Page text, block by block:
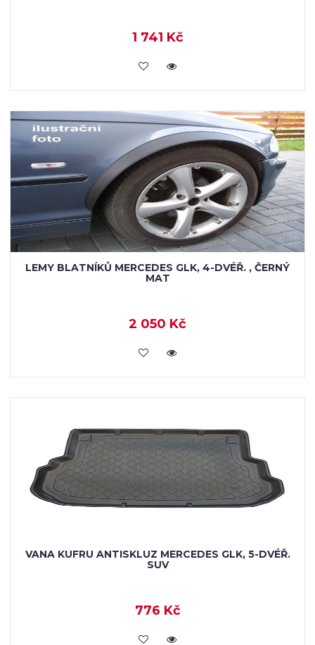
1 741 Kč
KOUPIT
LEMY BLATNÍKŮ MERCEDES GLK, 4-DVÉŘ. , ČERNÝ
MAT
2 050 Kč
KOUPIT
VANA KUFRU ANTISKLUZ MERCEDES GLK, 5-DVÉŘ.
SUV
776 Kč
KOUPIT